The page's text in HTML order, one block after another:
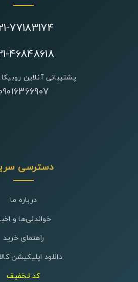
77183174
46848618
پشتیبانی آنلاین
دسترسی
درباره ما
خواندنی‌ها و
راهنمای خرید
دانلود اپلیکیشن
کد تخفیف